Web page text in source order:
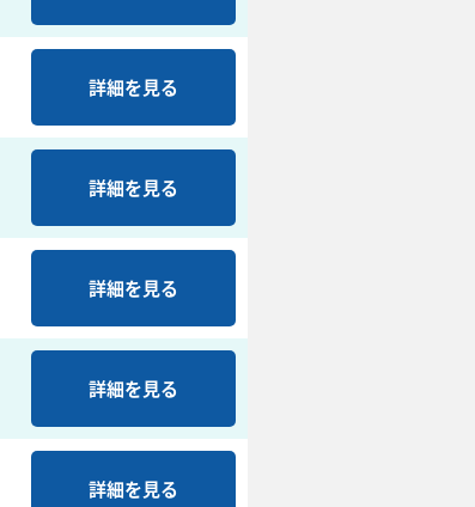
詳細を見る
詳細を見る
詳細を見る
詳細を見る
詳細を見る